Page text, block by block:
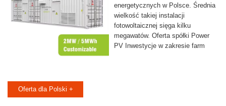
energetycznych w Polsce. Średnia
wielkość takiej instalacji
fotowoltaicznej sięga kilku
megawatów. Oferta spółki Power
PV Inwestycje w zakresie farm
Oferta dla Polski +